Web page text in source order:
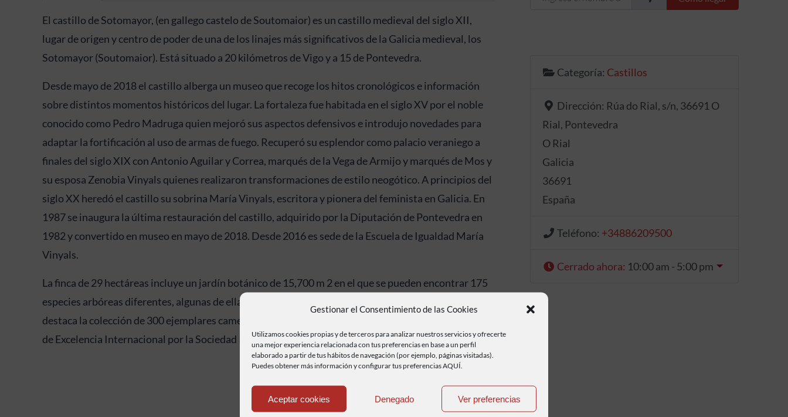
Gestionar el Consentimiento de las Cookies
Utilizamos cookies propias y de terceros para analizar nuestros servicios y ofrecerte
una mejor experiencia relacionada con tus preferencias en base a un perfil
elaborado a partir de tus hábitos de navegación (por ejemplo, páginas visitadas).
Puedes obtener más información y configurar tus preferencias AQUÍ.
Aceptar cookies Denegado Ver preferencias
El castillo de Sotomayor, (en gallego castelo de Soutomaior) es un castillo medieval del siglo XII,
lugar de origen y centro de poder de una de los linajes más significativos de la Galicia medieval, los
Sotomayor (Soutomaior). Está situado a 20 kilómetros de Vigo y a 15 de Pontevedra.
Desde mayo de 2018 el castillo alberga un museo que recoge los hitos cronológicos e información
sobre distintos momentos históricos del lugar. La fortaleza fue habitada en el siglo XV por el noble
conocido como Pedro Madruga quien mejoró sus aspectos defensivos e introdujo novedades para
adaptar la fortificación al uso de armas de fuego. Recuperó su esplendor como palacio veraniego a
finales del siglo XIX con Antonio Aguilar y Correa, marqués de la Vega de Armijo y marqués de Mos y
su esposa Zenobia Vinyals quienes realizaron transformaciones de estilo neogótico. A principios del
siglo XX heredó el castillo su sobrina María Vinyals, escritora y pionera del feminista en Galicia. En
1987 se inaugura la última restauración del castillo, adquirido por la Diputación de Pontevedra en
1982 y convertido en museo en mayo de 2018. Desde 2016 es sede de la Escuela de Igualdad María
Vinyals.
La finca de 29 hectáreas incluye un jardín botánico de 15,700 m 2 en el que se pueden encontrar 175
especies arbóreas diferentes, algunas de ellas con más de ochocientos años de antigüedad. También
destaca la colección de 300 ejemplares camelias de 22 tipos diferentes. En 2012 fue declarado Jardín
de Excelencia Internacional por la Sociedad Internacional de la Camelia.
Categoría: Castillos
Dirección: Rúa do Rial, s/n, 36691 O
Rial, Pontevedra
O Rial
Galicia
36691
España
Teléfono: +34886209500
Cerrado ahora: 10:00 am - 5:00 pm